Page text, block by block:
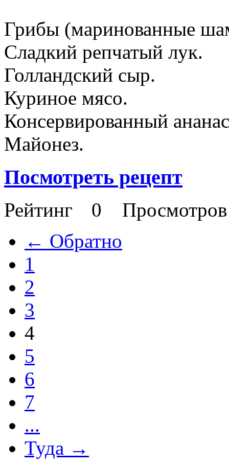
Грибы (маринованные
Сладкий репчатый лук.
Голландский сыр.
Куриное мясо.
Консервированный
Майонез.
Посмотреть рецепт
Рейтинг 0
← Обратно
1
2
3
4
5
6
7
...
Туда →